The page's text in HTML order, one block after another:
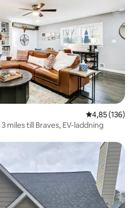
4,85 av 5 i
4,85 (136)
miles till Braves, EV-laddning